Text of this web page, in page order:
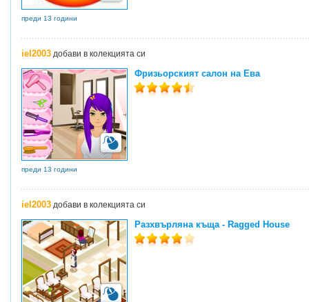
преди 13 години
iel2003 добави в колекцията си
Фризьорският салон на Ева
преди 13 години
iel2003 добави в колекцията си
Разхвърляна къща - Ragged House